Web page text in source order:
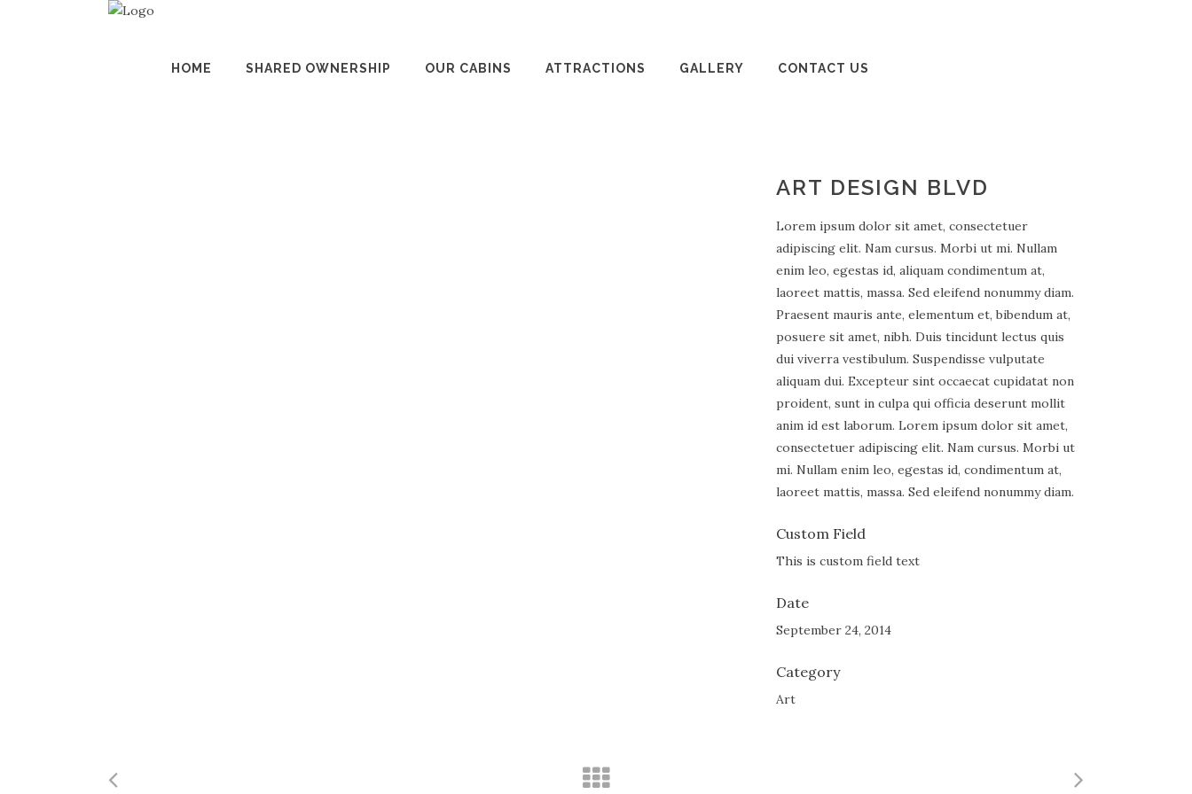
HOME SHARED OWNERSHIP OUR CABINS ATTRACTIONS GALLERY CONTACT US
ART DESIGN BLVD
Lorem ipsum dolor sit amet, consectetuer
adipiscing elit. Nam cursus. Morbi ut mi. Nullam
enim leo, egestas id, aliquam condimentum at,
laoreet mattis, massa. Sed eleifend nonummy diam.
Praesent mauris ante, elementum et, bibendum at,
posuere sit amet, nibh. Duis tincidunt lectus quis
dui viverra vestibulum. Suspendisse vulputate
aliquam dui. Excepteur sint occaecat cupidatat non
proident, sunt in culpa qui officia deserunt mollit
anim id est laborum. Lorem ipsum dolor sit amet,
consectetuer adipiscing elit. Nam cursus. Morbi ut
mi. Nullam enim leo, egestas id, condimentum at,
laoreet mattis, massa. Sed eleifend nonummy diam.
Custom Field
This is custom field text
Date
September 24, 2014
Category
Art